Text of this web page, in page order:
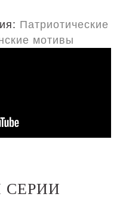
Патриотические
мотивы
СЕРИИ